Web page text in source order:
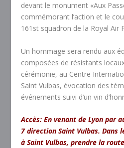
devant le monument «Aux
commémorant l’action et le
161 st squadron de la Royal Air
Un hommage sera rendu aux
composées de résistants
cérémonie, au Centre
Saint Vulbas, évocation des
événements suivi d’un vin
Accès: En venant de Lyon par
7 direction Saint Vulbas. Dans
à Saint Vulbas, prendre la